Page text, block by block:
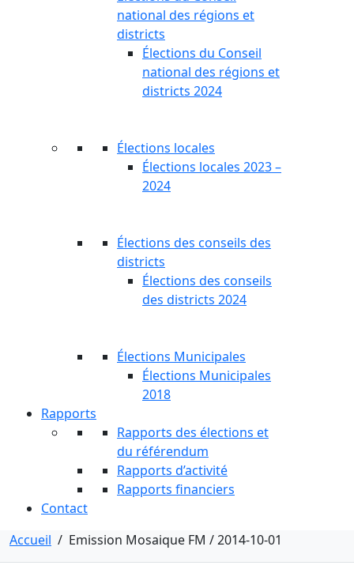
national des régions et
districts
Élections du Conseil
national des régions et
districts 2024
Élections locales
Élections locales 2023 –
2024
Élections des conseils des
districts
Élections des conseils
des districts 2024
Élections Municipales
Élections Municipales
2018
Rapports
Rapports des élections et
du référendum
Rapports d’activité
Rapports financiers
Contact
Accueil / Emission Mosaique FM / 2014-10-01